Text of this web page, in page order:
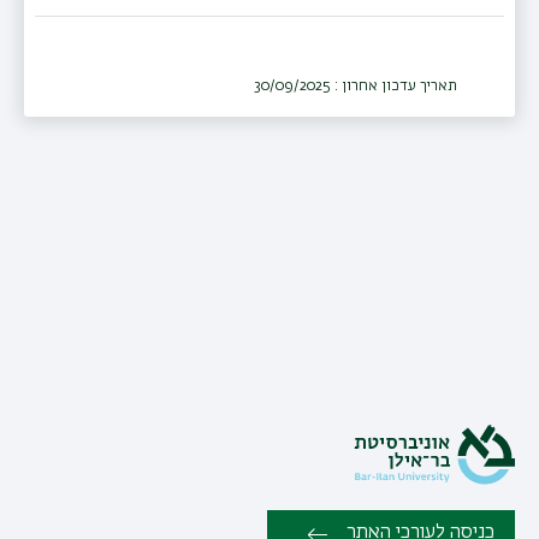
תאריך עדכון אחרון : 30/09/2025
כניסה לעורכי האתר